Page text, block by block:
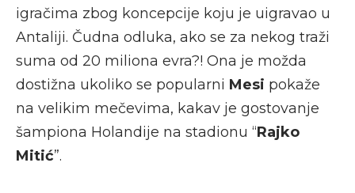
igračima zbog koncepcije koju je uigravao u
Antaliji. Čudna odluka, ako se za nekog traži
suma od 20 miliona evra?! Ona je možda
dostižna ukoliko se popularni Mesi pokaže
na velikim mečevima, kakav je gostovanje
šampiona Holandije na stadionu “Rajko
Mitić”.